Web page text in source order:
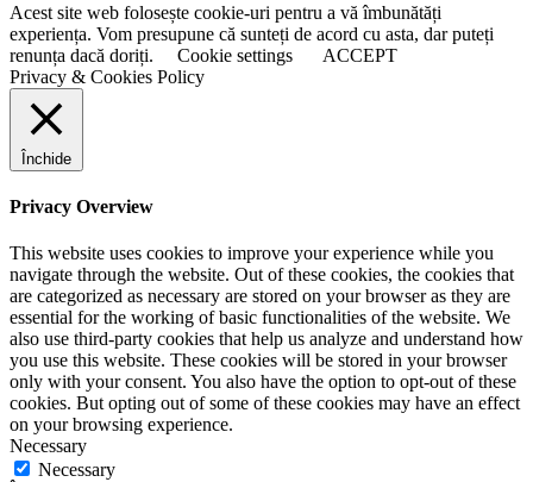
Acest site web folosește cookie-uri pentru a vă îmbunătăți
experiența. Vom presupune că sunteți de acord cu asta, dar puteți
renunța dacă doriți.
Cookie settings
ACCEPT
Privacy & Cookies Policy
Închide
Privacy Overview
This website uses cookies to improve your experience while you
navigate through the website. Out of these cookies, the cookies that
are categorized as necessary are stored on your browser as they are
essential for the working of basic functionalities of the website. We
also use third-party cookies that help us analyze and understand how
you use this website. These cookies will be stored in your browser
only with your consent. You also have the option to opt-out of these
cookies. But opting out of some of these cookies may have an effect
on your browsing experience.
Necessary
Necessary